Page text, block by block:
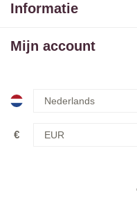
Informatie
Mijn account
€